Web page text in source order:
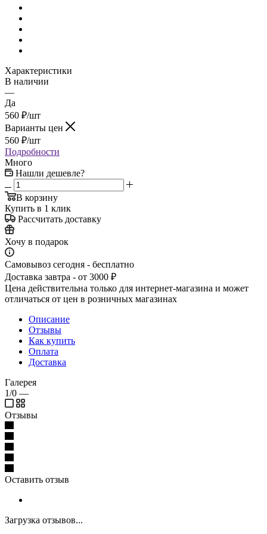
Характеристики
В наличии
—
Да
560 ₽/шт
Варианты цен
560 ₽/шт
Подробности
Много
Нашли дешевле?
В корзину
Купить в 1 клик
Рассчитать доставку
Хочу в подарок
Самовывоз сегодня - бесплатно
Доставка завтра - от 3000 ₽
Цена действительна только для интернет-магазина и может
отличаться от цен в розничных магазинах
Описание
Отзывы
Как купить
Оплата
Доставка
Галерея
1/0 —
Отзывы
Оставить отзыв
Загрузка отзывов...